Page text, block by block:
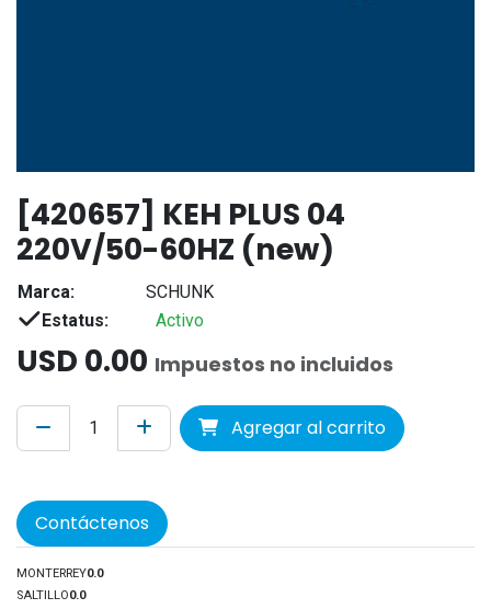
[420657] KEH PLUS 04
220V/50-60HZ (new)
Marca:
SCHUNK
Estatus:
Activo
USD 0.00 Impuestos no incluidos
Agregar al carrito
Contáctenos
MONTERREY0.0
SALTILLO0.0